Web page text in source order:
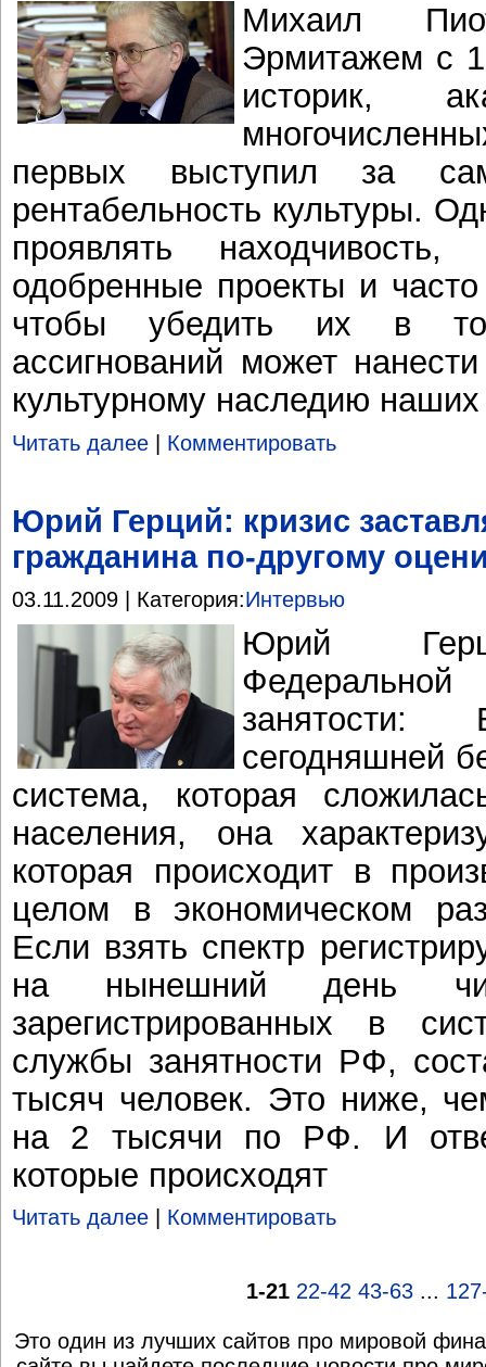
Михаил
Эрмитажем с
историк,
первых выступил за
рентабельность культуры.
проявлять
одобренные проекты и
чтобы убедить их в
ассигнований может
культурному наследию наших
Читать далее Комментировать
Юрий Герций: кризис
гражданина по-другому
03.11.2009 | Категория:Интервью
Юрий
сегодняшней
система, которая
населения, она
которая происходит в
целом в экономическом
Если взять спектр
на нынешний день
зарегистрированных в
службы занятности РФ,
тысяч человек. Это ниже,
на 2 тысячи по РФ. И
которые происходят
Читать далее Комментировать
1-21 22-42 43-63 ...
Это один из лучших сайтов про мировой